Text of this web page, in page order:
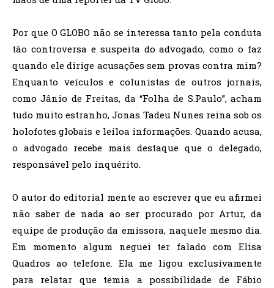
Por que O GLOBO não se interessa tanto pela conduta
tão controversa e suspeita do advogado, como o faz
quando ele dirige acusações sem provas contra mim?
Enquanto veículos e colunistas de outros jornais,
como Jânio de Freitas, da “Folha de S.Paulo”, acham
tudo muito estranho, Jonas Tadeu Nunes reina sob os
holofotes globais e leiloa informações. Quando acusa,
o advogado recebe mais destaque que o delegado,
responsável pelo inquérito.
O autor do editorial mente ao escrever que eu afirmei
não saber de nada ao ser procurado por Artur, da
equipe de produção da emissora, naquele mesmo dia.
Em momento algum neguei ter falado com Elisa
Quadros ao telefone. Ela me ligou exclusivamente
para relatar que temia a possibilidade de Fábio